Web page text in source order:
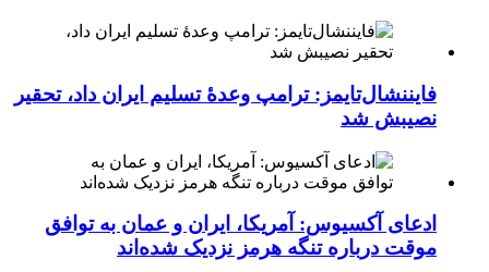
فایننشال‌تایمز: ترامپ وعدۀ تسلیم ایران داد، تحقیر
نصیبش شد
ادعای آکسیوس: آمریکا، ایران و عمان به توافق
موقت درباره تنگه هرمز نزدیک شده‌اند